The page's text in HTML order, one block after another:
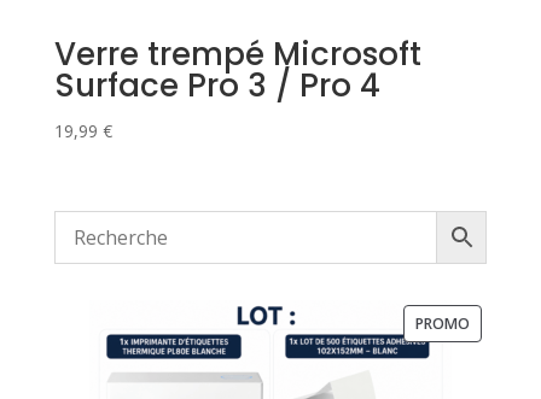
Verre trempé Microsoft
Surface Pro 3 / Pro 4
19,99 €
PROMO